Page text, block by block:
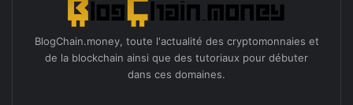
BlogChain.money, toute l'actualité des cryptomonnaies et
de la blockchain ainsi que des tutoriaux pour débuter
dans ces domaines.